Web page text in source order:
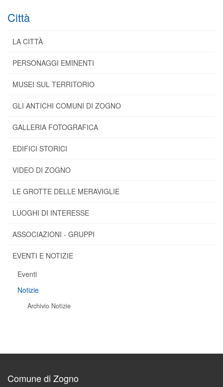
Città
LA CITTÀ
PERSONAGGI EMINENTI
MUSEI SUL TERRITORIO
GLI ANTICHI COMUNI DI ZOGNO
GALLERIA FOTOGRAFICA
EDIFICI STORICI
VIDEO DI ZOGNO
LE GROTTE DELLE MERAVIGLIE
LUOGHI DI INTERESSE
ASSOCIAZIONI - GRUPPI
EVENTI E NOTIZIE
Eventi
Notizie
Archivio Notizie
Comune di Zogno